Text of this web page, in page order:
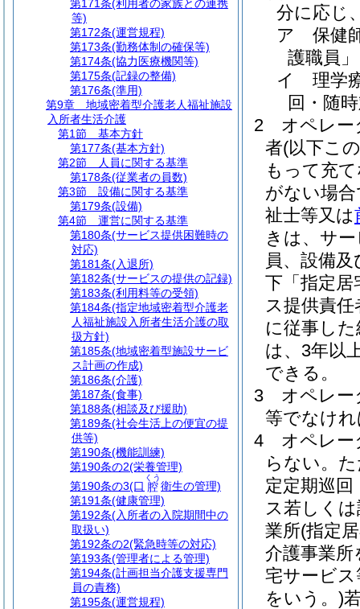
分に応じ
ア
保健
護職員
イ
理学
回・随
2
オペレー
者(以下こ
もって充
がない場
祉士等又は
きは、サ
員、設備
下「指定
ス提供責
に従事し
は、3年以
できる。
3
オペレー
等でなけ
4
オペレー
らない。
定定期巡
ス若しく
業所(指定
介護事業
宅サービス
をいう。)
第171条(利用者の家族との連携
等)
第172条(運営規程)
第173条(勤務体制の確保等)
第174条(協力医療機関等)
第175条(記録の整備)
第176条(準用)
第9章
地域密着型介護老人福祉施設
入所者生活介護
第1節
基本方針
第177条(基本方針)
第2節
人員に関する基準
第178条(従業者の員数)
第3節
設備に関する基準
第179条(設備)
第4節
運営に関する基準
第180条(サービス提供困難時の
対応)
第181条(入退所)
第182条(サービスの提供の記録)
第183条(利用料等の受領)
第184条(指定地域密着型介護老
人福祉施設入所者生活介護の取
扱方針)
第185条(地域密着型施設サービ
ス計画の作成)
第186条(介護)
第187条(食事)
第188条(相談及び援助)
第189条(社会生活上の便宜の提
供等)
第190条(機能訓練)
第190条の2(栄養管理)
第190条の3(口 腔
くう
衛生の管理)
第191条(健康管理)
第192条(入所者の入院期間中の
取扱い)
第192条の2(緊急時等の対応)
第193条(管理者による管理)
第194条(計画担当介護支援専門
員の責務)
第195条(運営規程)